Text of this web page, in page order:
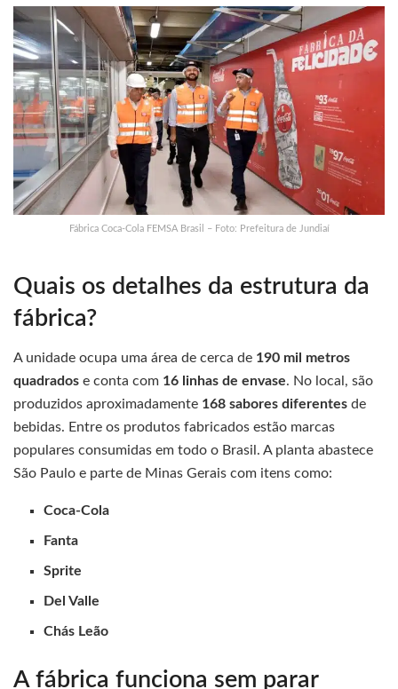
Fábrica Coca-Cola FEMSA Brasil – Foto: Prefeitura de Jundiaí
Quais os detalhes da estrutura da
fábrica?
A unidade ocupa uma área de cerca de 190 mil metros
quadrados e conta com 16 linhas de envase. No local, são
produzidos aproximadamente 168 sabores diferentes de
bebidas. Entre os produtos fabricados estão marcas
populares consumidas em todo o Brasil. A planta abastece
São Paulo e parte de Minas Gerais com itens como:
Coca-Cola
Fanta
Sprite
Del Valle
Chás Leão
A fábrica funciona sem parar